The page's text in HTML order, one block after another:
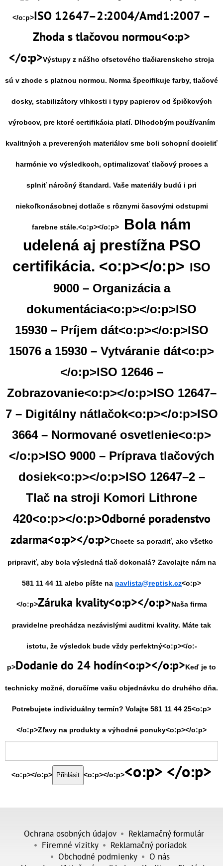
</o:p>ISO 12647–2:2004/Amd1:2007 –
Zhoda s tlačovou normou<o:p>
</o:p>Výstupy z nášho ofsetového tlačiarenskeho stroja
sú v zhode s platnou normou. Norma špecifikuje farby, tlačové
dosky, stabilizátory vlhkosti i typy papierov od špičkových
výrobcov, pre ktoré certifikácia platí. Dlhodobým používaním
kvalitných a preverených materiálov sme boli schopní docieliť
harmónie vo výsledkoch, optimalizovať tlačový proces a
splniť náročný štandard. Vaše materiály budú i pri
niekoľkonásobnej dotlače s rôznymi časovými odstupmi
farebne stále.<o:p></o:p>
Bola nám
udelená aj prestížna PSO
certifikácia. <o:p></o:p> ISO
9000 – Organizácia a
dokumentácia<o:p></o:p>ISO
15930 – Príjem dát<o:p></o:p>ISO
15076 a 15930 – Vytváranie dát<o:p>
</o:p>ISO 12646 –
Zobrazovanie<o:p></o:p>ISO 12647–
7 – Digitálny nátlačok<o:p></o:­p>ISO
3664 – Normované osvetlenie<o:p>
</o:p>ISO 9000 – Príprava tlačových
dosiek<o:p></o:p>ISO 12647–2 –
Tlač na stroji Komori Lithrone
420<o:p></o:p>Odborné poradenstvo
zdarma<o:p></o:p>Chcete sa poradiť, ako všetko
pripraviť, aby bola výsledná tlač dokonalá? Zavolajte nám na
581 11 44 11 alebo píšte na pavlista@reptisk.cz<o:p>
</o:p>Záruka kvality<o:p></o:p>Naša firma
pravidelne prechádza nezávislými auditmi kvality. Máte tak
istotu, že výsledok bude vždy perfektný<o:p></o:­
p>Dodanie do 24 hodín<o:p></o:­p>Keď je to
technicky možné, doručíme vašu objednávku do druhého dňa.
Potrebujete individuálny termín? Volajte 581 11 44 25<o:p>
</o:p>Zľavy na produkty a výhodné ponuky<o:p></o:p>
<o:p></o:p> <o:p></o:p><o:p> </o:p>
Ochrana osobných údajov
Reklamačný formulár
Firemné vizitky
Reklamačný poriadok
Obchodné podmienky
O nás